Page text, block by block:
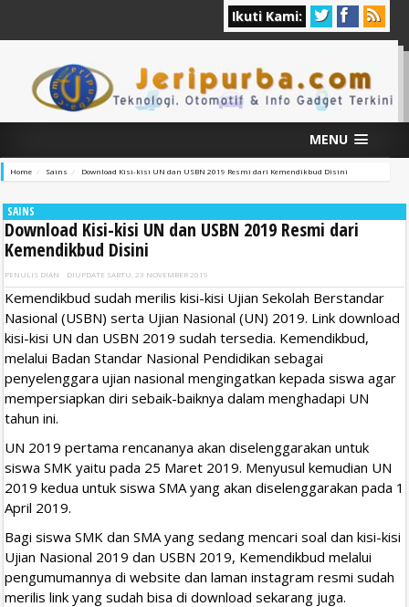
Ikuti Kami:
MENU
Home Sains Download Kisi-kisi UN dan USBN 2019 Resmi dari Kemendikbud Disini
SAINS
Download Kisi-kisi UN dan USBN 2019 Resmi dari
Kemendikbud Disini
PENULIS DIAN DIUPDATE SABTU, 23 NOVEMBER 2019
Kemendikbud sudah merilis kisi-kisi Ujian Sekolah Berstandar
Nasional (USBN) serta Ujian Nasional (UN) 2019. Link download
kisi-kisi UN dan USBN 2019 sudah tersedia. Kemendikbud,
melalui Badan Standar Nasional Pendidikan sebagai
penyelenggara ujian nasional mengingatkan kepada siswa agar
mempersiapkan diri sebaik-baiknya dalam menghadapi UN
tahun ini.
UN 2019 pertama rencananya akan diselenggarakan untuk
siswa SMK yaitu pada 25 Maret 2019. Menyusul kemudian UN
2019 kedua untuk siswa SMA yang akan diselenggarakan pada 1
April 2019.
Bagi siswa SMK dan SMA yang sedang mencari soal dan kisi-kisi
Ujian Nasional 2019 dan USBN 2019, Kemendikbud melalui
pengumumannya di website dan laman instagram resmi sudah
merilis link yang sudah bisa di download sekarang juga.